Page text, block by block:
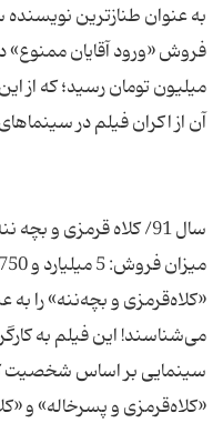
به عنوان طنازترین
می‌شناسند! این فیلم به
سینمایی بر اساس شخصیت
«كلاه‌قرمزی و پسرخاله» و